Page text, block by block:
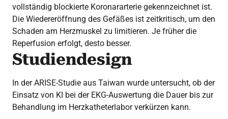
vollständig blockierte Koronararterie gekennzeichnet ist.
Die Wiedereröffnung des Gefäßes ist zeitkritisch, um den
Schaden am Herzmuskel zu limitieren. Je früher die
Reperfusion erfolgt, desto besser.
Studiendesign
In der ARISE-Studie aus Taiwan wurde untersucht, ob der
Einsatz von KI bei der EKG-Auswertung die Dauer bis zur
Behandlung im Herzkatheterlabor verkürzen kann.